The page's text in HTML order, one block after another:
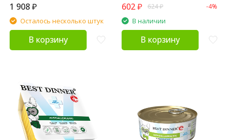
1 908₽
Осталось несколько штук
В корзину
602₽ 624₽ -4%
В наличии
В корзину